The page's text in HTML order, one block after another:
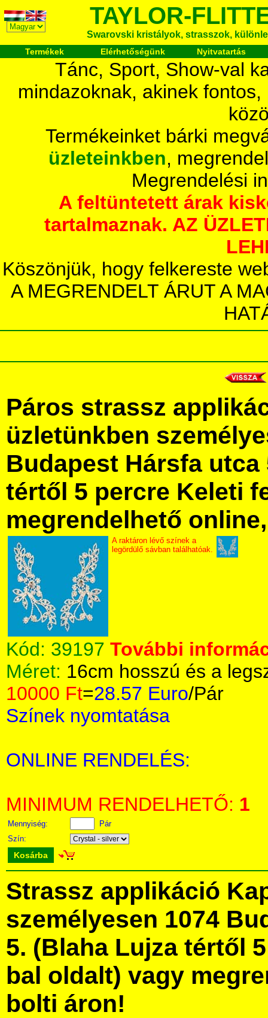
TAYLOR-
Swarovski kristályok, strasszok,
Termékek Elérhetőségünk Nyitvatartás
Tánc, Sport, Show-val
mindazoknak, akinek
Termékeinket bárki
üzleteinkben,
Megrendelési
A feltüntetett árak
tartalmaznak. AZ
Köszönjük, hogy felkereste
A MEGRENDELT ÁRUT A
Páros strassz
üzletünkben
Budapest Hársfa utca
tértől 5 percre Keleti
megrendelhető
A raktáron lévő színek a
legördülő sávban találhatóak.
Kód: 39197 További
Méret: 16cm hosszú és a
10000 Ft=28.57 Euro/Pár
Színek nyomtatása
ONLINE RENDELÉS:
MINIMUM RENDELHETŐ: 1
Mennyiség:
Pár
Szín:
Kosárba
Strassz applikáció
személyesen 1074
5. (Blaha Lujza tértől
bal oldalt) vagy
bolti áron!